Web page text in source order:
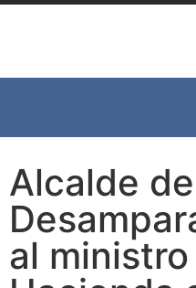
Alcalde de
al